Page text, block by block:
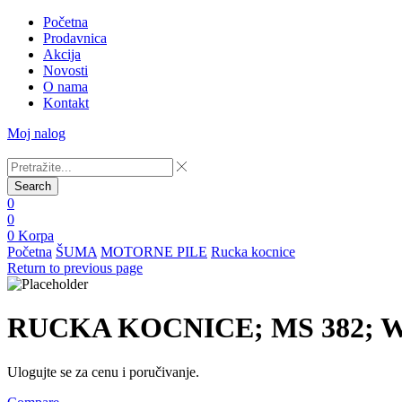
Početna
Prodavnica
Akcija
Novosti
O nama
Kontakt
Moj nalog
Search
0
0
0 Korpa
Početna ŠUMA MOTORNE PILE Rucka kocnice
Return to previous page
RUCKA KOCNICE; MS 382;
Ulogujte se za cenu i poručivanje.